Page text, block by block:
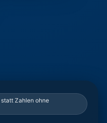
statt Zahlen ohne